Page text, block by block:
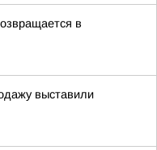
в
выставили